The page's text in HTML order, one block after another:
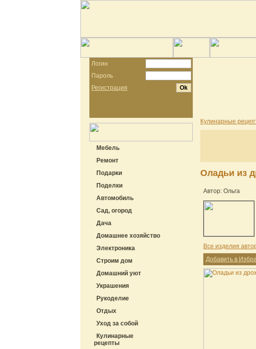
Логин
Пароль
Регистрация
Мебель
Ремонт
Подарки
Поделки
Автомобиль
Сад, огород
Дача
Домашнее хозяйство
Электроника
Строим дом
Домашний уют
Украшения
Рукоделие
Отдых
Уход за собой
Кулинарные
рецепты
Кулинарные
Оладьи из
Автор: Ольга
Все изделия
Добавить в